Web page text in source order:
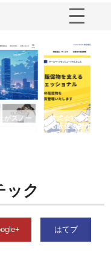
会社ナカモトがホテルや店
の内装改修で選ばれ続ける理
ック
はてブ